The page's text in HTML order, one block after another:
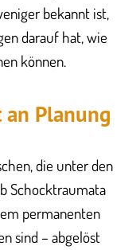
bekannt ist,
darauf hat, wie
können.
Planung
die unter den
Schocktraumata
permanenten
sind – abgelöst